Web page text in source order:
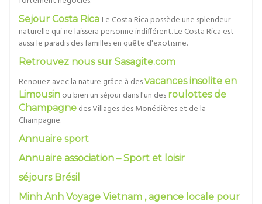
Sejour Costa Rica Le Costa Rica possède une splendeur
naturelle qui ne laissera personne indifférent. Le Costa Rica est
aussi le paradis des familles en quête d'exotisme.
Retrouvez nous sur Sasagite.com
Renouez avec la nature grâce à desvacances insolite en
Limousin ou bien un séjour dans l'un des roulottes de
Champagne des Villages des Monédières et de la
Champagne.
Annuaire sport
Annuaire association – Sport et loisir
séjours Brésil
Minh Anh Voyage Vietnam , agence locale pour